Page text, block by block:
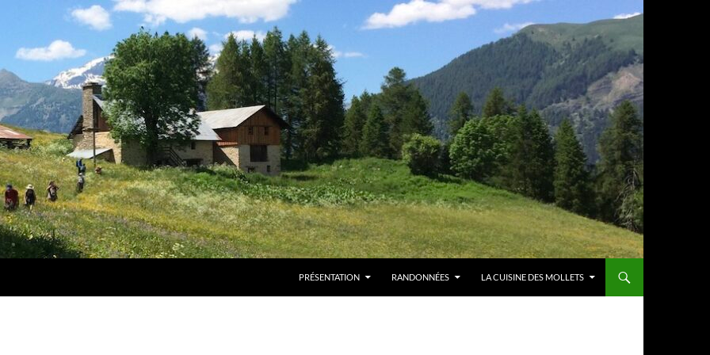
PRÉSENTATION RANDONNÉES LA CUISINE DES MOLLETS